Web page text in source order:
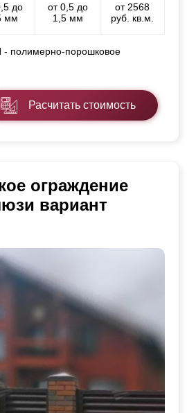
до
мм
от 0,5 до
1,5 мм
от 2568
руб. кв.м.
полимерно-порошковое
Расчитать стоимость
ограждение
вариант